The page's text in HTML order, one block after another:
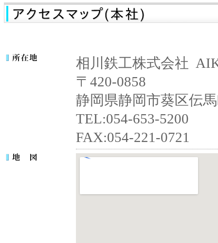
相川鉄工株式会社
〒420-0858
静岡県静岡市葵区伝
TEL:054-653-5200
FAX:054-221-0721